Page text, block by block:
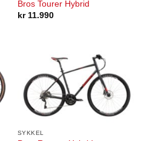
Bros Tourer Hybrid
kr11.990
SYKKEL